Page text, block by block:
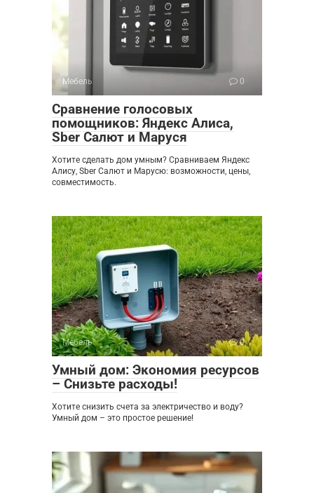
Мебель 0
Сравнение голосовых
помощников: Яндекс Алиса,
Sber Салют и Маруся
Хотите сделать дом умным? Сравниваем Яндекс
Алису, Sber Салют и Марусю: возможности, цены,
совместимость.
Мебель 0
Умный дом: Экономия ресурсов
– Снизьте расходы!
Хотите снизить счета за электричество и воду?
Умный дом – это простое решение!